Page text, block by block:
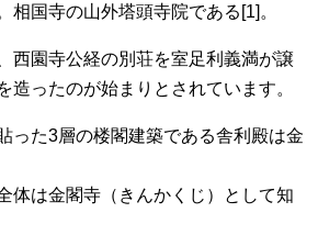
相国寺の山外塔頭寺院である[1]。
西園寺公経の別荘を室足利義満が譲
造ったのが始まりとされています。
った3層の楼閣建築である舎利殿は金
体は金閣寺（きんかくじ）として知